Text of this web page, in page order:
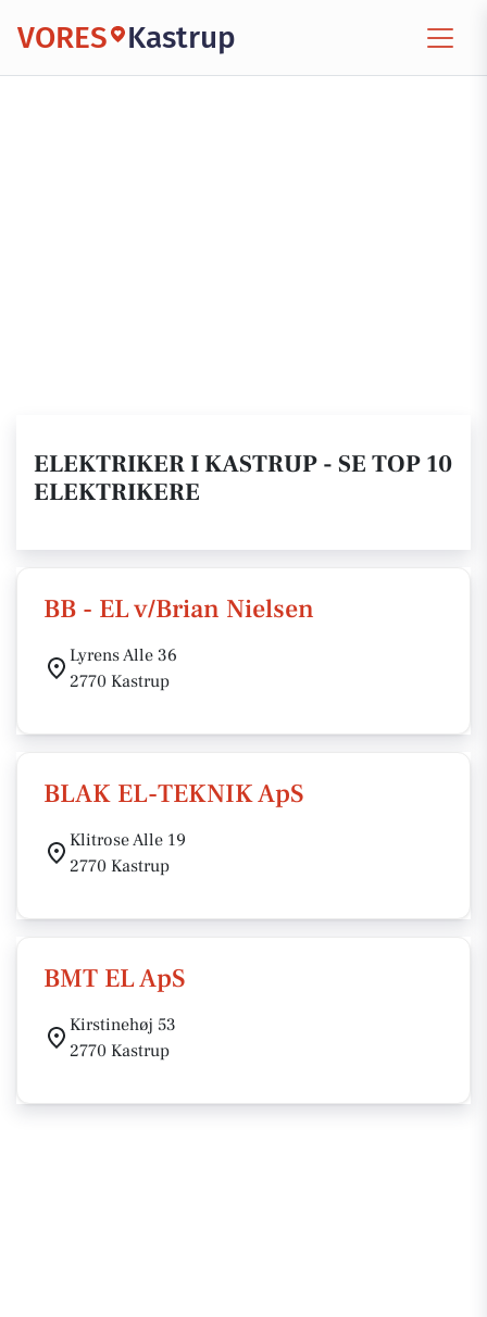
VORES Kastrup
ELEKTRIKER I KASTRUP - SE TOP 10
ELEKTRIKERE
BB - EL v/Brian Nielsen
Lyrens Alle 36
2770 Kastrup
BLAK EL-TEKNIK ApS
Klitrose Alle 19
2770 Kastrup
BMT EL ApS
Kirstinehøj 53
2770 Kastrup